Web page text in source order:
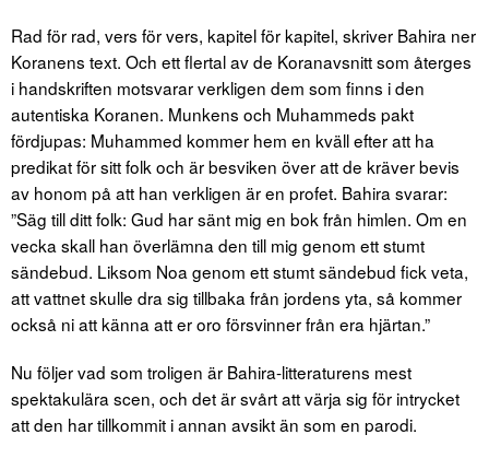
Rad för rad, vers för vers, kapitel för kapitel, skriver Bahira ner
Koranens text. Och ett flertal av de Koranavsnitt som återges
i handskriften motsvarar verkligen dem som finns i den
autentiska Koranen. Munkens och Muhammeds pakt
fördjupas: Muhammed kommer hem en kväll efter att ha
predikat för sitt folk och är besviken över att de kräver bevis
av honom på att han verkligen är en profet. Bahira svarar:
”Säg till ditt folk: Gud har sänt mig en bok från himlen. Om en
vecka skall han överlämna den till mig genom ett stumt
sändebud. Liksom Noa genom ett stumt sändebud fick veta,
att vattnet skulle dra sig tillbaka från jordens yta, så kommer
också ni att känna att er oro försvinner från era hjärtan.”
Nu följer vad som troligen är Bahira-litteraturens mest
spektakulära scen, och det är svårt att värja sig för intrycket
att den har tillkommit i annan avsikt än som en parodi.